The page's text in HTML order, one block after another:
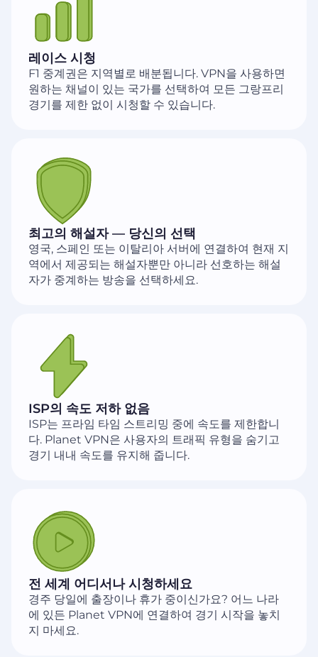
레이스 시청
F1 중계권은 지역별로 배분됩니다. VPN을 사용하면
원하는 채널이 있는 국가를 선택하여 모든 그랑프리
경기를 제한 없이 시청할 수 있습니다.
최고의 해설자 — 당신의 선택
영국, 스페인 또는 이탈리아 서버에 연결하여 현재 지
역에서 제공되는 해설자뿐만 아니라 선호하는 해설
자가 중계하는 방송을 선택하세요.
ISP의 속도 저하 없음
ISP는 프라임 타임 스트리밍 중에 속도를 제한합니
다. Planet VPN은 사용자의 트래픽 유형을 숨기고
경기 내내 속도를 유지해 줍니다.
전 세계 어디서나 시청하세요
경주 당일에 출장이나 휴가 중이신가요? 어느 나라
에 있든 Planet VPN에 연결하여 경기 시작을 놓치
지 마세요.